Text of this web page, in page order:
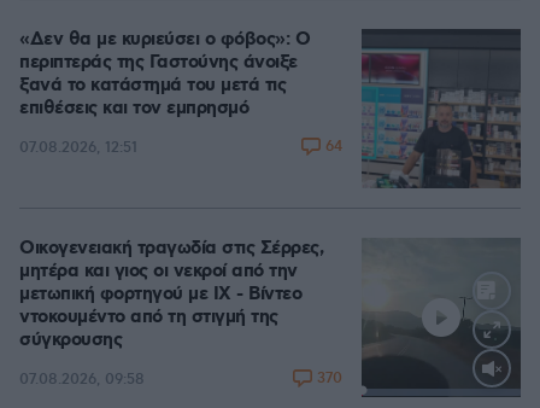
«Δεν θα με κυριεύσει ο φόβος»: Ο
περιπτεράς της Γαστούνης άνοιξε
ξανά το κατάστημά του μετά τις
επιθέσεις και τον εμπρησμό
07.08.2026, 12:51 64
Loaded:
Οικογενειακή τραγωδία στις Σέρρες,
μητέρα και γιος οι νεκροί από την
μετωπική φορτηγού με ΙΧ - Βίντεο
ντοκουμέντο από τη στιγμή της
σύγκρουσης
07.08.2026, 09:58 370